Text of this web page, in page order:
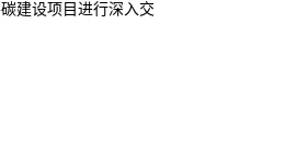
建设项目进行深入交